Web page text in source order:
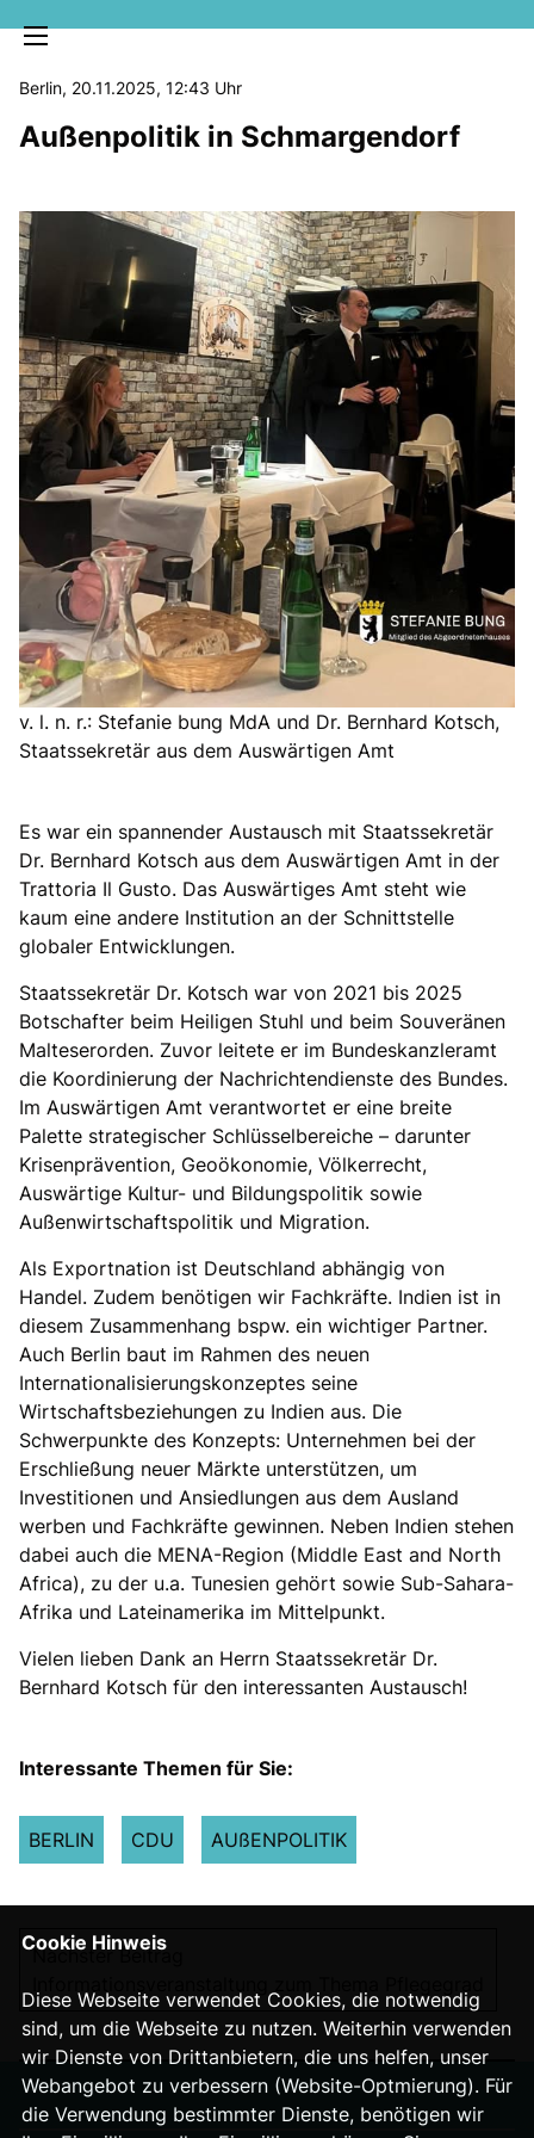
MELDUNGEN
SOZIALE MEDIEN
KLARTEXT
Berlin, 20.11.2025, 12:43 Uhr
Außenpolitik in Schmargendorf
Es war ein spannender Austausch mit Staatssekretär
Dr. Bernhard Kotsch aus dem Auswärtigen Amt in der
Trattoria Il Gusto. Das Auswärtiges Amt steht wie
kaum eine andere Institution an der Schnittstelle
globaler Entwicklungen.
Staatssekretär Dr. Kotsch war von 2021 bis 2025
Botschafter beim Heiligen Stuhl und beim Souveränen
Malteserorden. Zuvor leitete er im Bundeskanzleramt
die Koordinierung der Nachrichtendienste des Bundes.
Im Auswärtigen Amt verantwortet er eine breite
Palette strategischer Schlüsselbereiche – darunter
Krisenprävention, Geoökonomie, Völkerrecht,
Auswärtige Kultur- und Bildungspolitik sowie
Außenwirtschaftspolitik und Migration.
Als Exportnation ist Deutschland abhängig von
Handel. Zudem benötigen wir Fachkräfte. Indien ist in
diesem Zusammenhang bspw. ein wichtiger Partner.
Auch Berlin baut im Rahmen des neuen
Internationalisierungskonzeptes seine
Wirtschaftsbeziehungen zu Indien aus. Die
Schwerpunkte des Konzepts: Unternehmen bei der
Erschließung neuer Märkte unterstützen, um
Investitionen und Ansiedlungen aus dem Ausland
werben und Fachkräfte gewinnen. Neben Indien stehen
dabei auch die MENA-Region (Middle East and North
Africa), zu der u.a. Tunesien gehört sowie Sub-Sahara-
Afrika und Lateinamerika im Mittelpunkt.
Vielen lieben Dank an Herrn Staatssekretär Dr.
Bernhard Kotsch für den interessanten Austausch!
Interessante Themen für Sie:
BERLIN CDU AUßENPOLITIK
Nächster Beitrag
v. l. n. r.: Stefanie bung MdA und Dr. Bernhard Kotsch,
Staatssekretär aus dem Auswärtigen Amt
Cookie Hinweis
Diese Webseite verwendet Cookies, die notwendig
sind, um die Webseite zu nutzen. Weiterhin verwenden
wir Dienste von Drittanbietern, die uns helfen, unser
Webangebot zu verbessern (Website-Optmierung). Für
die Verwendung bestimmter Dienste, benötigen wir